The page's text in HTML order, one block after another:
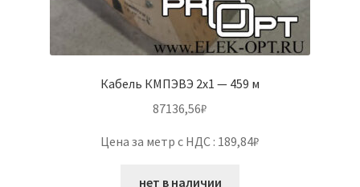
Кабель КМПЭВЭ 2х1 — 459 м
87136,56₽
Цена за метр с НДС : 189,84₽
нет в наличии